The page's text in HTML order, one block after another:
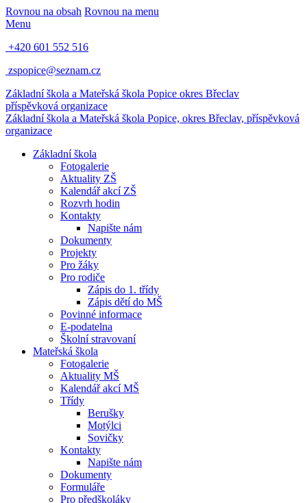
Rovnou na obsah Rovnou na menu
Menu
+420 601 552 516
zspopice@seznam.cz
Základní škola a Mateřská škola Popice okres Břeclav
příspěvková organizace
Základní škola a Mateřská škola Popice, okres Břeclav, příspěvková
organizace
Základní škola
Fotogalerie
Aktuality ZŠ
Kalendář akcí ZŠ
Rozvrh hodin
Kontakty
Napište nám
Dokumenty
Projekty
Pro žáky
Pro rodiče
Zápis do 1. třídy
Zápis dětí do MŠ
Povinné informace
E-podatelna
Školní stravovaní
Mateřská škola
Fotogalerie
Aktuality MŠ
Kalendář akcí MŠ
Třídy
Berušky
Motýlci
Sovičky
Kontakty
Napište nám
Dokumenty
Formuláře
Pro předškoláky